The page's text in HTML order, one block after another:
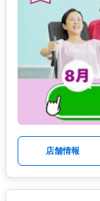
店舗情報